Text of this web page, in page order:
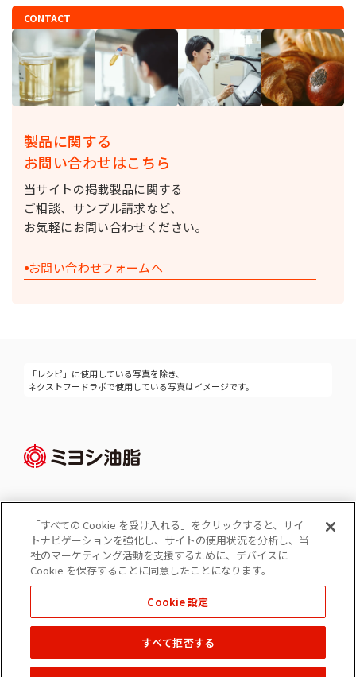
CONTACT
製品に関する
お問い合わせはこちら
当サイトの掲載製品に関する
ご相談、サンプル請求など、
お気軽にお問い合わせください。
お問い合わせフォームへ
「レシピ」に使用している写真を除き、
ネクストフードラボで使用している写真はイメージです。
Cookie 設定
コーポレートサイト
個人情報の保護
ソーシャルメディアポリシー
「すべての Cookie を受け入れる」をクリックすると、サイ
トナビゲーションを強化し、サイトの使用状況を分析し、当
社のマーケティング活動を支援するために、デバイスに
Cookie を保存することに同意したことになります。
Cookie 設定
すべて拒否する